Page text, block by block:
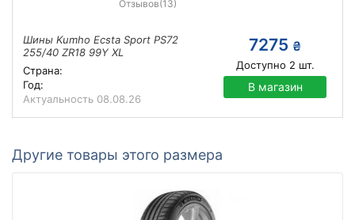
Отзывов(13)
Шины Kumho Ecsta Sport PS72
255/40 ZR18 99Y XL
Страна:
Год:
Актуальность 08.08.26
7275 ₴
Доступно 2 шт.
В магазин
Другие товары этого размера